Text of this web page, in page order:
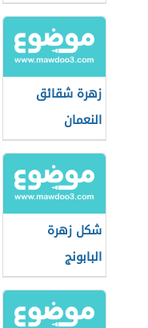
زهرة شقائق
النعمان
شكل زهرة
البابونج